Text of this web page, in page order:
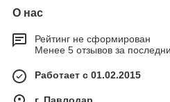
О нас
Рейтинг не сформирован
Менее 5 отзывов за
Работает с 01.02.2015
г. Павлодар